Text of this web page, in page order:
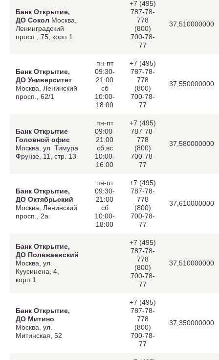
Банк Открытие,
ДО Сокол Москва,
Ленинградский
просп., 75, корп.1
+7 (495)
787-78-
778
(800)
700-78-
77
37,510000000
Банк Открытие,
ДО Университет
Москва, Ленинский
просп., 62/1
пн-пт
09:30-
21:00
сб
10:00-
18:00
+7 (495)
787-78-
778
(800)
700-78-
77
37,550000000
Банк Открытие
Головной офис
Москва, ул. Тимура
Фрунзе, 11, стр. 13
пн-пт
09:00-
21:00
сб,вс
10:00-
16:00
+7 (495)
787-78-
778
(800)
700-78-
77
37,580000000
Банк Открытие,
ДО Октябрьский
Москва, Ленинский
просп., 2а
пн-пт
09:30-
21:00
сб
10:00-
18:00
+7 (495)
787-78-
778
(800)
700-78-
77
37,610000000
Банк Открытие,
ДО Полежаевский
Москва, ул.
Куусинена, 4,
корп.1
+7 (495)
787-78-
778
(800)
700-78-
77
37,510000000
Банк Открытие,
ДО Митино
Москва, ул.
Митинская, 52
+7 (495)
787-78-
778
(800)
700-78-
77
37,350000000